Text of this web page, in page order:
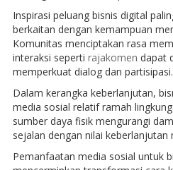
Inspirasi peluang bisnis digital
berkaitan dengan kemampuan
Komunitas menciptakan rasa
interaksi seperti rajakomen dapat
memperkuat dialog dan partisipasi.
Dalam kerangka keberlanjutan,
media sosial relatif ramah
sumber daya fisik mengurangi
sejalan dengan nilai keberlanjutan
Pemanfaatan media sosial untuk